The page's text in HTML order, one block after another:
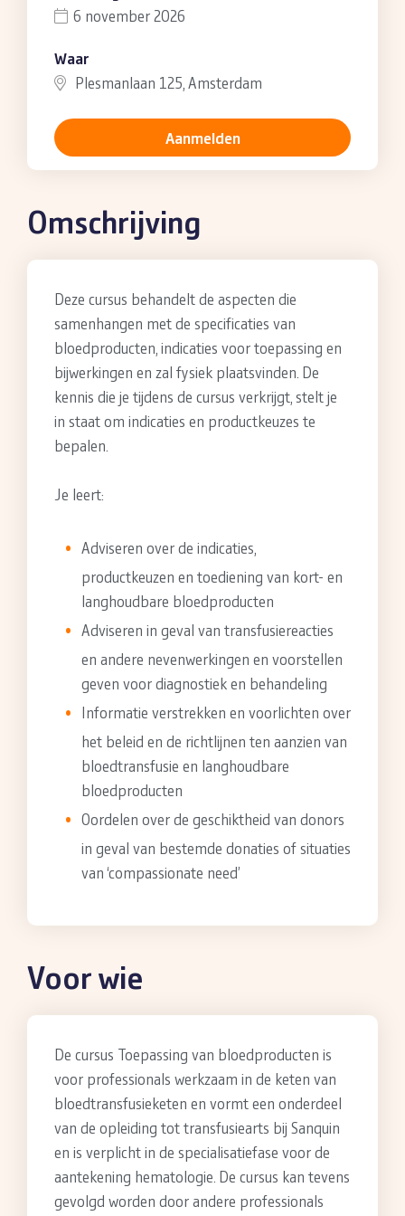
6 november 2026
Waar
Plesmanlaan 125, Amsterdam
Aanmelden
Omschrijving
Deze cursus behandelt de aspecten die
samenhangen met de specificaties van
bloedproducten, indicaties voor toepassing en
bijwerkingen en zal fysiek plaatsvinden. De
kennis die je tijdens de cursus verkrijgt, stelt je
in staat om indicaties en productkeuzes te
bepalen.
Je leert:
Adviseren over de indicaties,
productkeuzen en toediening van kort- en
langhoudbare bloedproducten
Adviseren in geval van transfusiereacties
en andere nevenwerkingen en voorstellen
geven voor diagnostiek en behandeling
Informatie verstrekken en voorlichten over
het beleid en de richtlijnen ten aanzien van
bloedtransfusie en langhoudbare
bloedproducten
Oordelen over de geschiktheid van donors
in geval van bestemde donaties of situaties
van ‘compassionate need’
Voor wie
De cursus Toepassing van bloedproducten is
voor professionals werkzaam in de keten van
bloedtransfusieketen en vormt een onderdeel
van de opleiding tot transfusiearts bij Sanquin
en is verplicht in de specialisatiefase voor de
aantekening hematologie. De cursus kan tevens
gevolgd worden door andere professionals